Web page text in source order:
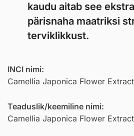
kaudu aitab see
pärisnaha maatriksi
terviklikkust.
INCI nimi:
Camellia Japonica Flower Extract
Teaduslik/keemiline nimi:
Camellia Japonica Flower Extract